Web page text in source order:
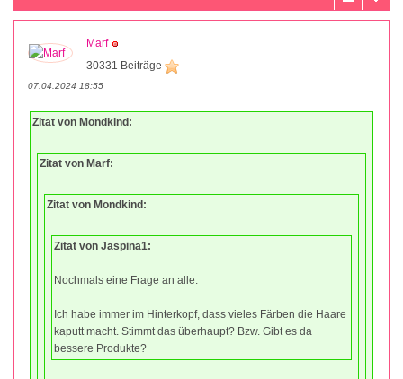
Marf
30331 Beiträge
07.04.2024 18:55
Zitat von Mondkind:
Zitat von Marf:
Zitat von Mondkind:
Zitat von Jaspina1:
Nochmals eine Frage an alle.
Ich habe immer im Hinterkopf, dass vieles Färben die Haare
kaputt macht. Stimmt das überhaupt? Bzw. Gibt es da
bessere Produkte?